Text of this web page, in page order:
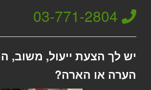
03-771-2804
יש לך הצעת ייעול, משוב,
הערה או הארה?